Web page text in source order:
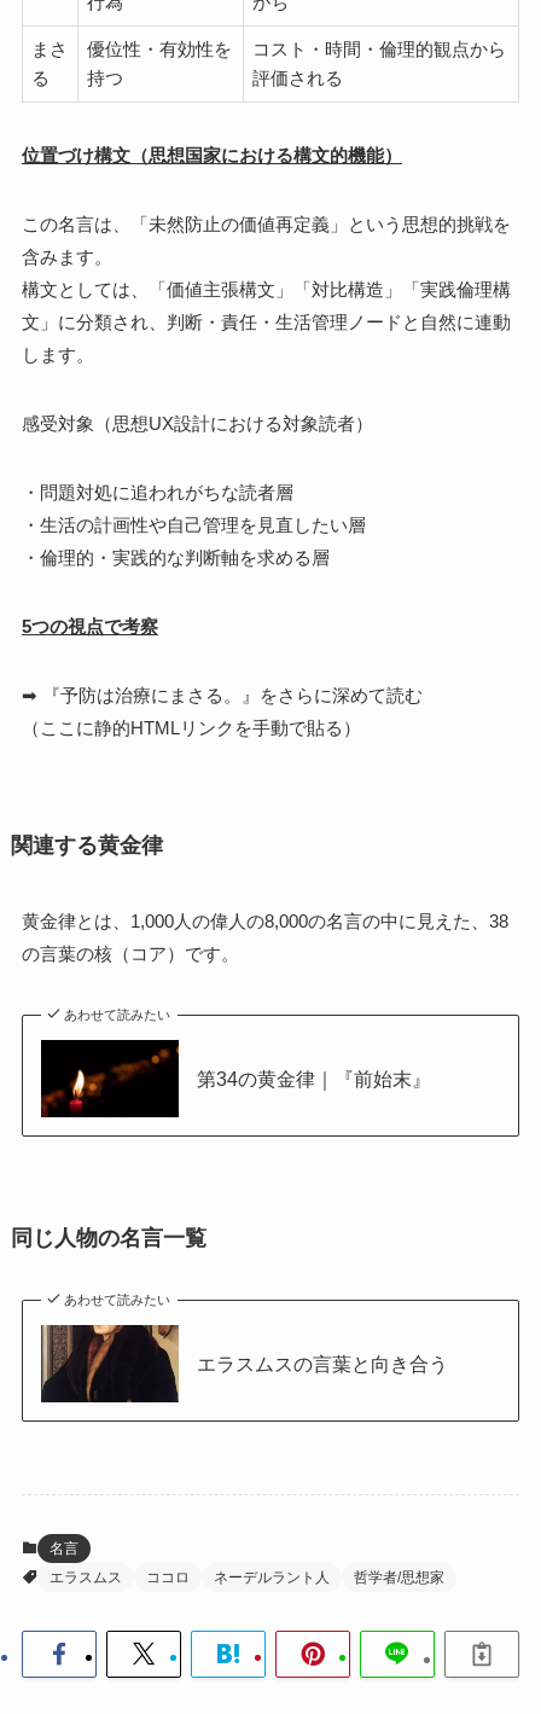
まさ
る
優位性・有効性を
持つ
コスト・時間・倫理的観点から
評価される
位置づけ構文（思想国家における構文的機能）
この名言は、「未然防止の価値再定義」という思想的挑戦を
含みます。
構文としては、「価値主張構文」「対比構造」「実践倫理構
文」に分類され、判断・責任・生活管理ノードと自然に連動
します。
感受対象（思想UX設計における対象読者）
・問題対処に追われがちな読者層
・生活の計画性や自己管理を見直したい層
・倫理的・実践的な判断軸を求める層
5つの視点で考察
➡ 『予防は治療にまさる。』をさらに深めて読む
（ここに静的HTMLリンクを手動で貼る）
関連する黄金律
黄金律とは、1,000人の偉人の8,000の名言の中に見えた、38
の言葉の核（コア）です。
あわせて読みたい
第34の黄金律｜『前始末』
同じ人物の名言一覧
あわせて読みたい
エラスムスの言葉と向き合う
名言
エラスムス
ココロ ネーデルラント人 哲学者/思想家